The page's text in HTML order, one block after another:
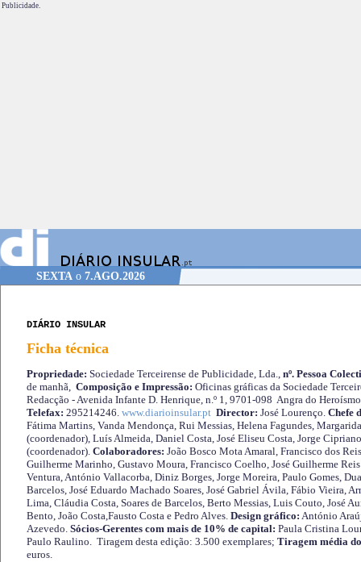
Publicidade.
SEXTA o 7.AGO.2026
DIÁRIO INSULAR
Ficha técnica
Propriedade: Sociedade Terceirense de Publicidade, Lda., nº. Pessoa
de manhã, Composição e Impressão: Oficinas gráficas da Sociedade
Redacção - Avenida Infante D. Henrique, n.º 1, 9701-098 Angra do
Telefax: 295214246. www.diarioinsular.pt Director: José Lourenço. Chefe
Fátima Martins, Vanda Mendonça, Rui Messias, Helena Fagundes,
(coordenador), Luís Almeida, Daniel Costa, José Eliseu Costa, Jorge
(coordenador). Colaboradores: João Bosco Mota Amaral, Francisco dos
Guilherme Marinho, Gustavo Moura, Francisco Coelho, José Guilherme
Ventura, António Vallacorba, Diniz Borges, Jorge Moreira, Paulo Gomes,
Barcelos, José Eduardo Machado Soares, José Gabriel Ávila, Fábio Vieira,
Lima, Cláudia Costa, Soares de Barcelos, Berto Messias, Luis Couto, José
Bento, João Costa,Fausto Costa e Pedro Alves. Design gráfico: António
Azevedo. Sócios-Gerentes com mais de 10% de capital: Paula Cristina
Paulo Raulino. Tiragem desta edição: 3.500 exemplares; Tiragem média
euros.